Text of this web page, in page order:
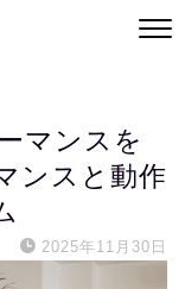
マンスを
ンスと動作
2025年11月30日